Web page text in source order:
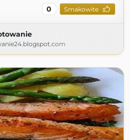
0 Smakowite